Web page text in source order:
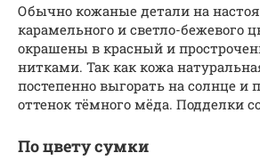
Обычно кожаные детали на
карамельного и светло-бежевого
окрашены в красный и
нитками. Так как кожа
постепенно выгорать на солнце и
оттенок тёмного мёда. Подделки
По цвету сумки